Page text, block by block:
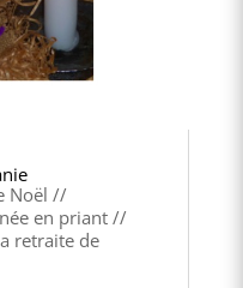
Noël //
en priant //
retraite de